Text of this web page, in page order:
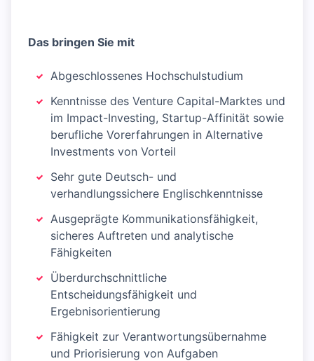
Das bringen Sie mit
Abgeschlossenes Hochschulstudium
Kenntnisse des Venture Capital-Marktes und
im Impact-Investing, Startup-Affinität sowie
berufliche Vorerfahrungen in Alternative
Investments von Vorteil
Sehr gute Deutsch- und
verhandlungssichere Englischkenntnisse
Ausgeprägte Kommunikationsfähigkeit,
sicheres Auftreten und analytische
Fähigkeiten
Überdurchschnittliche
Entscheidungsfähigkeit und
Ergebnisorientierung
Fähigkeit zur Verantwortungsübernahme
und Priorisierung von Aufgaben